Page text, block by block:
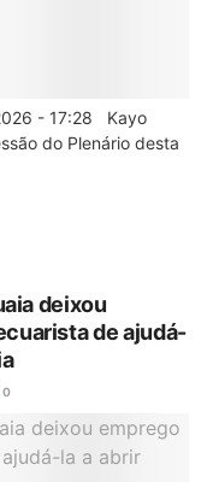
- 17:28 Kayo
do Plenário desta
deixou
de ajudá-
0